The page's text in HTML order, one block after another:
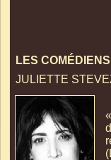
LES COMÉDIENS
JULIETTE